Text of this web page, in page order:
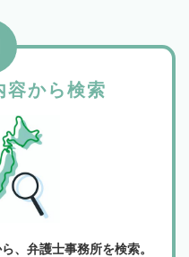
容から検索
、弁護士事務所を検索。